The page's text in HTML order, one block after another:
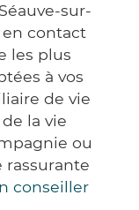
sur-
contact
les plus
à vos
de vie
la vie
ou
rassurante
conseiller